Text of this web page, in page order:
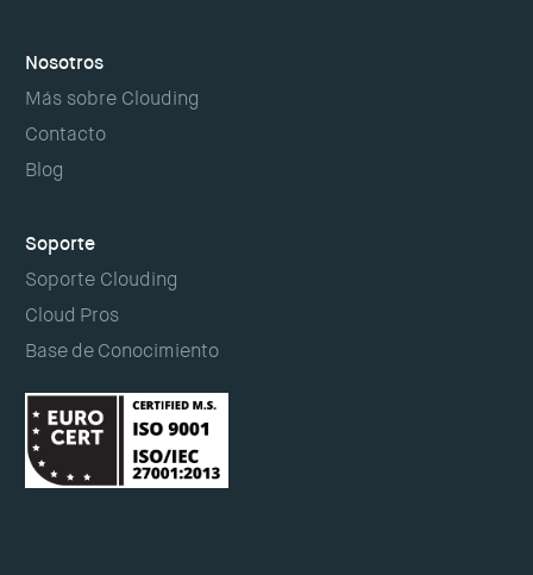
Nosotros
Más sobre Clouding
Contacto
Blog
Soporte
Soporte Clouding
Cloud Pros
Base de Conocimiento